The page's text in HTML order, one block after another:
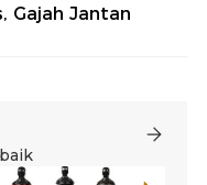
Gajah Jantan